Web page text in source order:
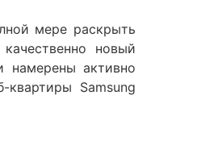
мере раскрыть
новый
намерены активно
Samsung